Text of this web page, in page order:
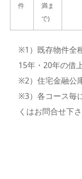
件
満ま
で)
※1）既存物件全
15年・20年の借
※2）住宅金融公
※3）各コース毎
くはお問合せ下さ